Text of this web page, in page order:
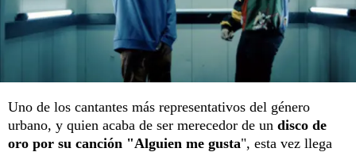
Uno de los cantantes más representativos del género
urbano, y quien acaba de ser merecedor de un disco de
oro por su canción "Alguien me gusta", esta vez llega